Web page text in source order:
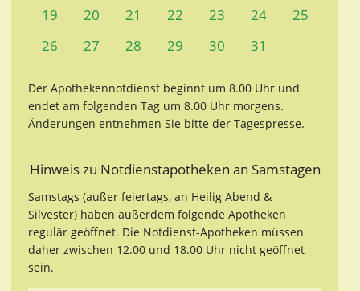
19
20 21 22 23 24
25
26
27 28 29 30 31
Der Apothekennotdienst beginnt um 8.00 Uhr und
endet am folgenden Tag um 8.00 Uhr morgens.
Änderungen entnehmen Sie bitte der Tagespresse.
Hinweis zu Notdienstapotheken an Samstagen
Samstags (außer feiertags, an Heilig Abend &
Silvester) haben außerdem folgende Apotheken
regulär geöffnet. Die Notdienst-Apotheken müssen
daher zwischen 12.00 und 18.00 Uhr nicht geöffnet
sein.